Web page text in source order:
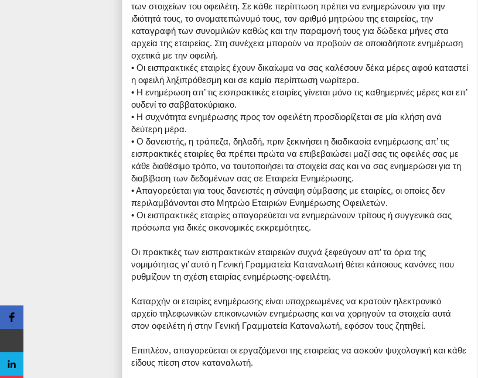
των στοιχείων του οφειλέτη. Σε κάθε περίπτωση πρέπει να ενημερώνουν για την
ιδιότητά τους, το ονοματεπώνυμό τους, τον αριθμό μητρώου της εταιρείας, την
καταγραφή των συνομιλιών καθώς και την παραμονή τους για δώδεκα μήνες στα
αρχεία της εταιρείας. Στη συνέχεια μπορούν να προβούν σε οποιαδήποτε ενημέρωση
σχετικά με την οφειλή.
• Οι εισπρακτικές εταιρίες έχουν δικαίωμα να σας καλέσουν δέκα μέρες αφού καταστεί
η οφειλή ληξιπρόθεσμη και σε καμία περίπτωση νωρίτερα.
• Η ενημέρωση απ’ τις εισπρακτικές εταιρίες γίνεται μόνο τις καθημερινές μέρες και επ’
ουδενί το σαββατοκύριακο.
• Η συχνότητα ενημέρωσης προς τον οφειλέτη προσδιορίζεται σε μία κλήση ανά
δεύτερη μέρα.
• Ο δανειστής, η τράπεζα, δηλαδή, πριν ξεκινήσει η διαδικασία ενημέρωσης απ’ τις
εισπρακτικές εταιρίες θα πρέπει πρώτα να επιβεβαιώσει μαζί σας τις οφειλές σας με
κάθε διαθέσιμο τρόπο, να ταυτοποιήσει τα στοιχεία σας και να σας ενημερώσει για τη
διαβίβαση των δεδομένων σας σε Εταιρεία Ενημέρωσης.
• Απαγορεύεται για τους δανειστές η σύναψη σύμβασης με εταιρίες, οι οποίες δεν
περιλαμβάνονται στο Μητρώο Εταιριών Ενημέρωσης Οφειλετών.
• Οι εισπρακτικές εταιρίες απαγορεύεται να ενημερώνουν τρίτους ή συγγενικά σας
πρόσωπα για δικές οικονομικές εκκρεμότητες.
Οι πρακτικές των εισπρακτικών εταιρειών συχνά ξεφεύγουν απ’ τα όρια της
νομιμότητας γι’ αυτό η Γενική Γραμματεία Καταναλωτή θέτει κάποιους κανόνες που
ρυθμίζουν τη σχέση εταιρίας ενημέρωσης-οφειλέτη.
Καταρχήν οι εταιρίες ενημέρωσης είναι υποχρεωμένες να κρατούν ηλεκτρονικό
αρχείο τηλεφωνικών επικοινωνιών ενημέρωσης και να χορηγούν τα στοιχεία αυτά
στον οφειλέτη ή στην Γενική Γραμματεία Καταναλωτή, εφόσον τους ζητηθεί.
Επιπλέον, απαγορεύεται οι εργαζόμενοι της εταιρείας να ασκούν ψυχολογική και κάθε
είδους πίεση στον καταναλωτή.